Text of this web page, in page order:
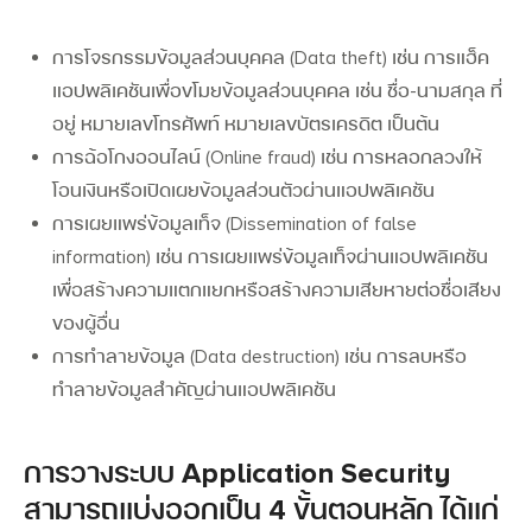
การโจรกรรมข้อมูลส่วนบุคคล (Data theft) เช่น การแฮ็ค
แอปพลิเคชันเพื่อขโมยข้อมูลส่วนบุคคล เช่น ชื่อ-นามสกุล ที่
อยู่ หมายเลขโทรศัพท์ หมายเลขบัตรเครดิต เป็นต้น
การฉ้อโกงออนไลน์ (Online fraud) เช่น การหลอกลวงให้
โอนเงินหรือเปิดเผยข้อมูลส่วนตัวผ่านแอปพลิเคชัน
การเผยแพร่ข้อมูลเท็จ (Dissemination of false
information) เช่น การเผยแพร่ข้อมูลเท็จผ่านแอปพลิเคชัน
เพื่อสร้างความแตกแยกหรือสร้างความเสียหายต่อชื่อเสียง
ของผู้อื่น
การทำลายข้อมูล (Data destruction) เช่น การลบหรือ
ทำลายข้อมูลสำคัญผ่านแอปพลิเคชัน
การวางระบบ Application Security
สามารถแบ่งออกเป็น 4 ขั้นตอนหลัก ได้แก่